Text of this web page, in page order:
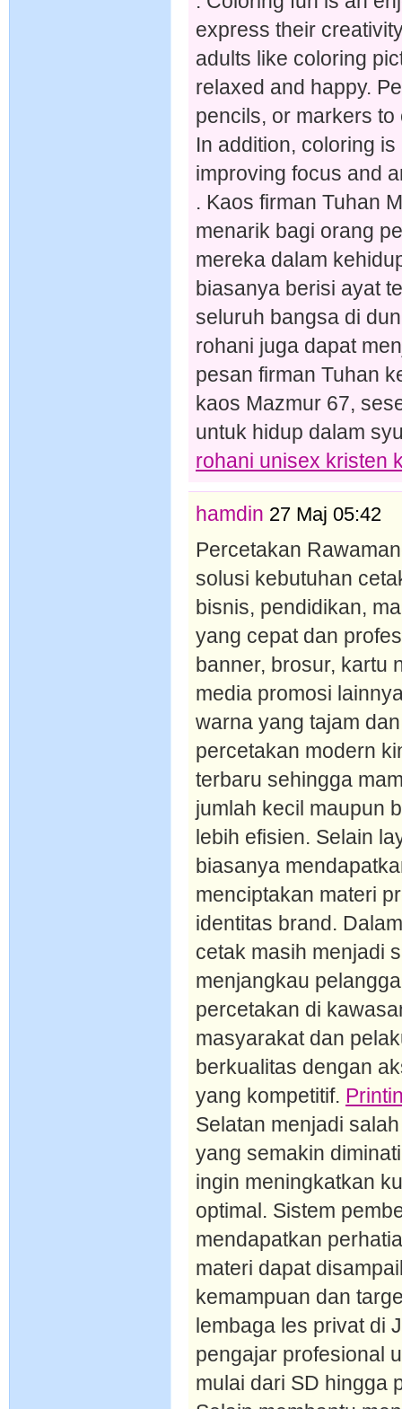
express their
adults like coloring
relaxed and happy.
pencils, or markers
In addition, coloring
improving focus and
. Kaos firman Tuhan
menarik bagi orang
mereka dalam
biasanya berisi ayat
seluruh bangsa di
rohani juga dapat
pesan firman Tuhan
kaos Mazmur 67,
untuk hidup dalam
rohani unisex kristen
hamdin 27 Maj 05:42
Percetakan
solusi kebutuhan
bisnis, pendidikan,
yang cepat dan
banner, brosur, kartu
media promosi
warna yang tajam
percetakan modern
terbaru sehingga
jumlah kecil maupun
lebih efisien. Selain
biasanya
menciptakan materi
identitas brand.
cetak masih menjadi
menjangkau
percetakan di
masyarakat dan
berkualitas dengan
yang kompetitif.
Selatan menjadi
yang semakin
ingin meningkatkan
optimal. Sistem
mendapatkan
materi dapat
kemampuan dan
lembaga les privat di
pengajar profesional
mulai dari SD hingga